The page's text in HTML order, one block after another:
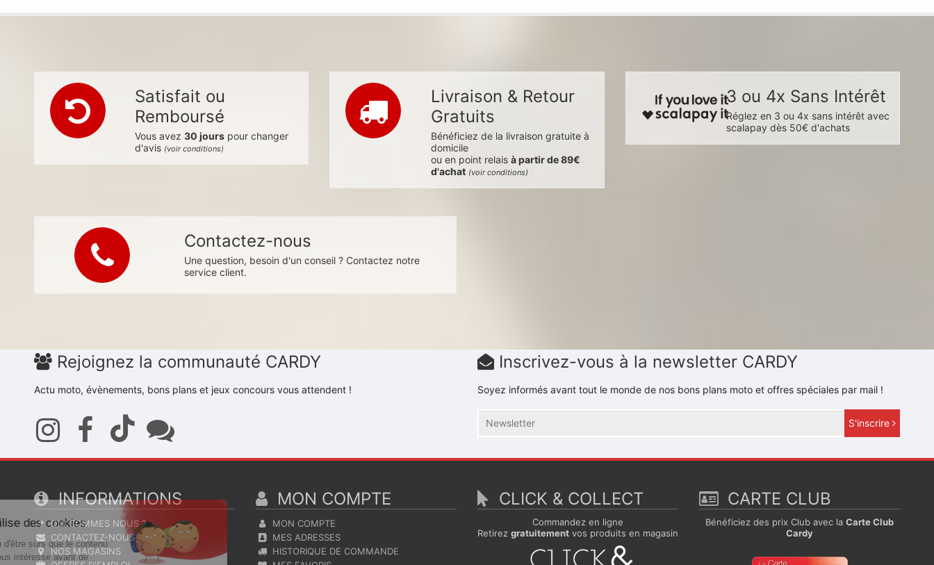
Satisfait ou
Remboursé
Vous avez30 jours pour changer
d'avis (voir conditions)
Livraison & Retour
Gratuits
Bénéficiez de la livraison gratuite à
domicile
ou en point relais à partir de 89€
d'achat (voir conditions)
3 ou 4x Sans Intérêt
Réglez en 3 ou 4x sans intérêt avec
scalapay dès 50€ d'achats
Contactez-nous
Une question, besoin d'un conseil ? Contactez notre
service client.
Rejoignez la communauté CARDY
Actu moto, évènements, bons plans et jeux concours vous attendent !
Inscrivez-vous à la newsletter CARDY
Soyez informés avant tout le monde de nos bons plans moto et offres spéciales par mail !
S'inscrire
INFORMATIONS
QUI SOMMES NOUS ?
CONTACTEZ-NOUS
NOS MAGASINS
MON COMPTE
MON COMPTE
MES ADRESSES
HISTORIQUE DE COMMANDE
CLICK & COLLECT
Commandez en ligne
Retirezgratuitement vos produits en magasin
CARTE CLUB
Bénéficiez des prix Club avec laCarte Club
Cardy
Ce site utilise des cookies
On a attendu d'être sûrs que le contenu
de ce site vous intéresse avant de